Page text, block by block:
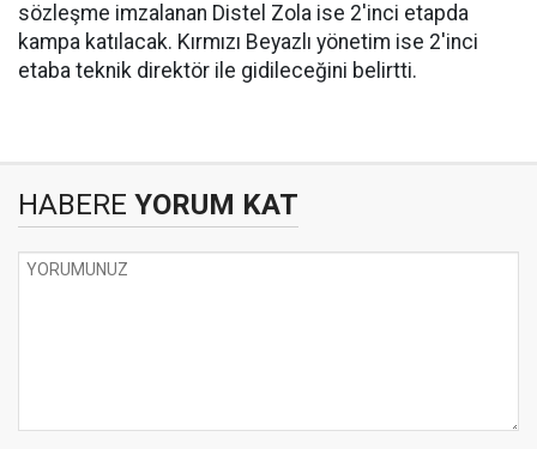
sözleşme imzalanan Distel Zola ise 2'inci etapda
kampa katılacak. Kırmızı Beyazlı yönetim ise 2'inci
etaba teknik direktör ile gidileceğini belirtti.
HABERE YORUM KAT